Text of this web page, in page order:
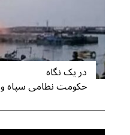
در یک نگاه
حکومت نظامی سپاه